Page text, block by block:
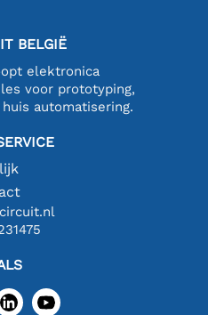
BELGIË
elektronica
voor prototyping,
automatisering.